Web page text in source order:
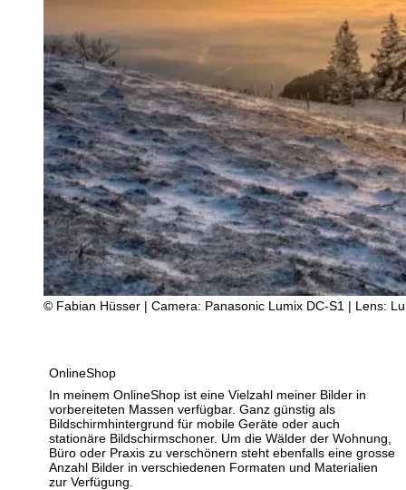
© Fabian Hüsser | Camera: Panasonic Lumix DC-S1 | Lens:
OnlineShop
In meinem OnlineShop ist eine Vielzahl meiner Bilder in
vorbereiteten Massen verfügbar. Ganz günstig als
Bildschirmhintergrund für mobile Geräte oder auch
stationäre Bildschirmschoner. Um die Wälder der Wohnung,
Büro oder Praxis zu verschönern steht ebenfalls eine grosse
Anzahl Bilder in verschiedenen Formaten und Materialien
zur Verfügung.